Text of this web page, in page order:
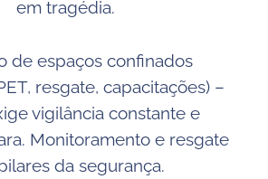
em tragédia.
de espaços confinados
resgate, capacitações) –
vigilância constante e
Monitoramento e resgate
da segurança.